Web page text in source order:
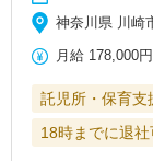
神奈川県 川崎
月給 178,000円
託児所・保育支
18時までに退